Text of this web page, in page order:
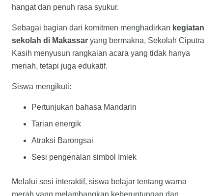
hangat dan penuh rasa syukur.
Sebagai bagian dari komitmen menghadirkan kegiatan
sekolah di Makassar yang bermakna, Sekolah Ciputra
Kasih menyusun rangkaian acara yang tidak hanya
meriah, tetapi juga edukatif.
Siswa mengikuti:
Pertunjukan bahasa Mandarin
Tarian energik
Atraksi Barongsai
Sesi pengenalan simbol Imlek
Melalui sesi interaktif, siswa belajar tentang warna
merah yang melambangkan keberuntungan dan